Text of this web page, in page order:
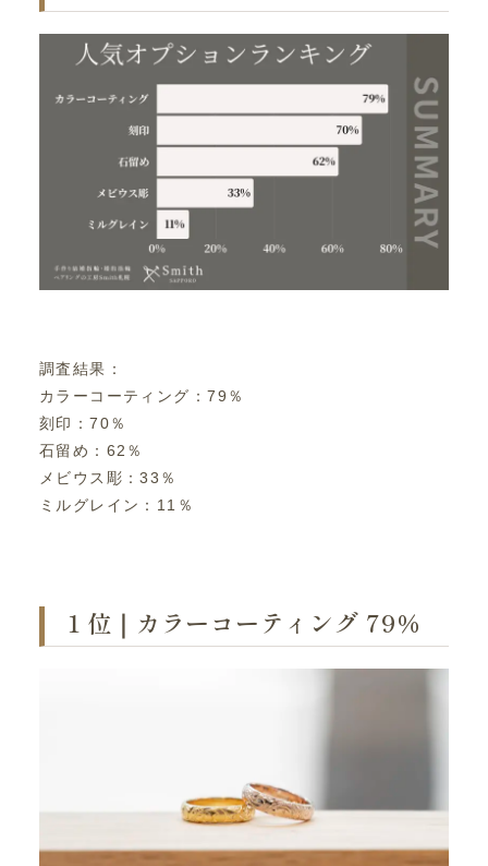
調査結果：
カラーコーティング：79％
刻印：70％
石留め：62％
メビウス彫：33％
ミルグレイン：11％
１位｜カラーコーティング 79％